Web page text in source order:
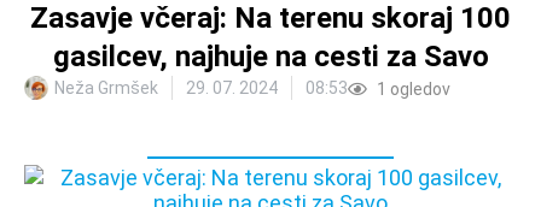
Zasavje včeraj: Na terenu skoraj 100
gasilcev, najhuje na cesti za Savo
Neža Grmšek 29. 07. 2024 08:53 1 ogledov